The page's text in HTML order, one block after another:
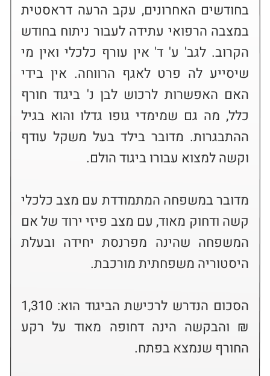
בחודשים האחרונים, עקב הרעה דראסטית
במצבה הרפואי עתידה לעבור ניתוח בחודש
הקרוב. לגב' ע' ד' אין עורף כלכלי ואין מי
שיסייע לה פרט לאגף הרווחה. אין בידי
האם האפשרות לרכוש לבן נ' ביגוד חורף
כלל, מה גם שמימדי גופו גדלו והוא בגיל
ההתבגרות. מדובר בילד בעל משקל עודף
מדובר במשפחה המתמודדת עם מצב כלכלי
קשה ודחוק מאוד, עם מצב פיזי ירוד של אם
המשפחה שהינה מפרנסת יחידה ובעלת
הסכום הנדרש לרכישת הביגוד הוא: 1,310
₪ והבקשה הינה דחופה מאוד על רקע